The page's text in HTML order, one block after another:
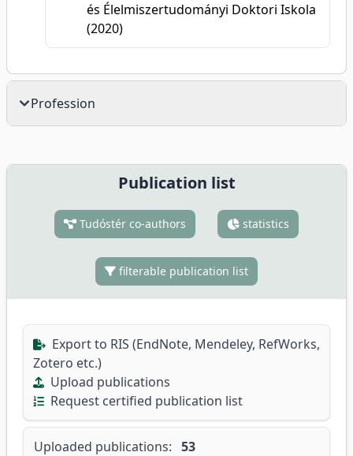
és Élelmiszertudományi Doktori Iskola
(2020)
Profession
Publication list
Tudóstér co-authors statistics
filterable publication list
Export to RIS (EndNote, Mendeley, RefWorks,
Zotero etc.)
Upload publications
Request certified publication list
Uploaded publications: 53